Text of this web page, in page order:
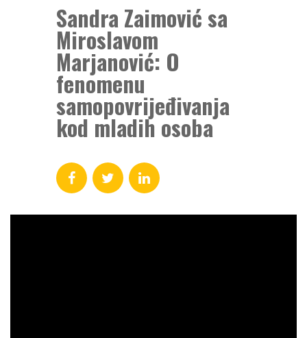
Sandra Zaimović sa
Miroslavom
Marjanović: O
fenomenu
samopovrijeđivanja
kod mladih osoba